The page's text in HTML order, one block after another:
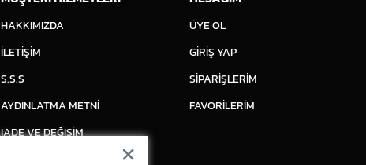
HAKKIMIZDA
İLETİŞİM
S.S.S
AYDINLATMA METNİ
İADE VE DEĞİŞİM
ÜYE OL
GİRİŞ YAP
SİPARİŞLERİM
FAVORİLERİM